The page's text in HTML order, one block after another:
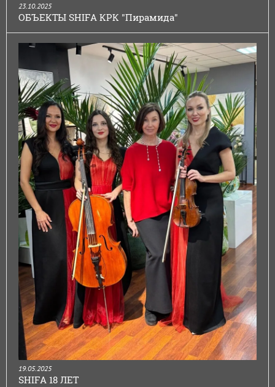
23.10.2025
ОБЪЕКТЫ SHIFA КРК "Пирамида"
19.05.2025
SHIFA 18 ЛЕТ